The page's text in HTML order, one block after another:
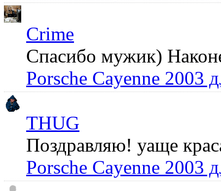
Crime
Спасибо мужик)
Porsche Cayenne 2003
THUG
Поздравляю! уаще
Porsche Cayenne 2003